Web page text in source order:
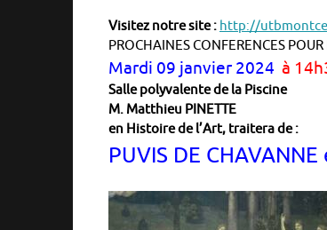
Visitez notre site : http://
PROCHAINES CONFERENCES
Mardi 09 janvier 2024 à
Salle polyvalente de la Piscine
M. Matthieu PINETTE
en Histoire de l’Art, traitera de :
PUVIS DE